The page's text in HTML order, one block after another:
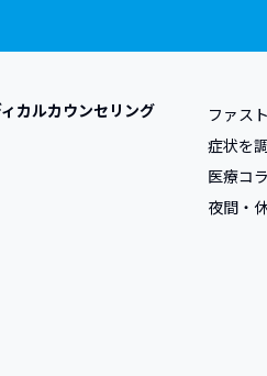
カルカウンセリング
ファス
症状を
医療コ
夜間・